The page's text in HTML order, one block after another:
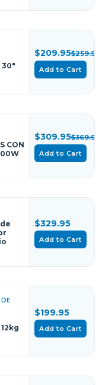
30"
$209.95$259.95
Add to Cart
CON
$309.95$369.95
Add to Cart
$329.95
Add to Cart
$199.95
Add to Cart